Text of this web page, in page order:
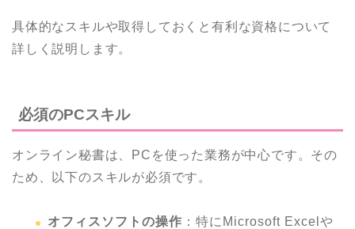
具体的なスキルや取得しておくと有利な資格について
詳しく説明します。
必須のPCスキル
オンライン秘書は、PCを使った業務が中心です。その
ため、以下のスキルが必須です。
オフィスソフトの操作 ：特にMicrosoft Excelや